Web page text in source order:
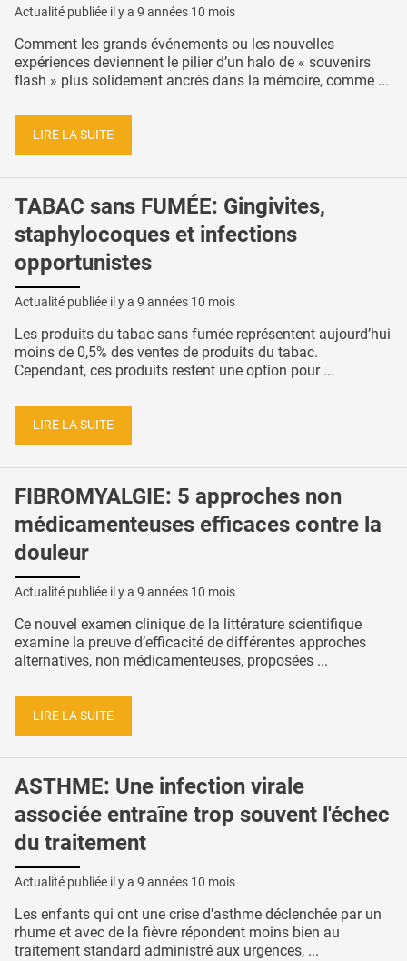
Actualité publiée il y a 9 années 10 mois
Comment les grands événements ou les nouvelles
expériences deviennent le pilier d’un halo de « souvenirs
flash » plus solidement ancrés dans la mémoire, comme ...
LIRE LA SUITE
TABAC sans FUMÉE: Gingivites,
staphylocoques et infections
opportunistes
Actualité publiée il y a 9 années 10 mois
Les produits du tabac sans fumée représentent aujourd’hui
moins de 0,5% des ventes de produits du tabac.
Cependant, ces produits restent une option pour ...
LIRE LA SUITE
FIBROMYALGIE: 5 approches non
médicamenteuses efficaces contre la
douleur
Actualité publiée il y a 9 années 10 mois
Ce nouvel examen clinique de la littérature scientifique
examine la preuve d’efficacité de différentes approches
alternatives, non médicamenteuses, proposées ...
LIRE LA SUITE
ASTHME: Une infection virale
associée entraîne trop souvent l'échec
du traitement
Actualité publiée il y a 9 années 10 mois
Les enfants qui ont une crise d'asthme déclenchée par un
rhume et avec de la fièvre répondent moins bien au
traitement standard administré aux urgences, ...